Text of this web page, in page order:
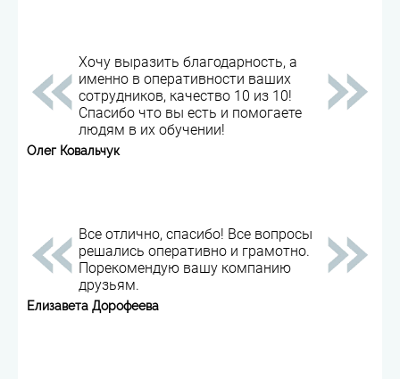
Хочу выразить благодарность, а
именно в оперативности ваших
сотрудников, качество 10 из 10!
Спасибо что вы есть и помогаете
людям в их обучении!
Олег Ковальчук
Все отлично, спасибо! Все вопросы
решались оперативно и грамотно.
Порекомендую вашу компанию
друзьям.
Елизавета Дорофеева